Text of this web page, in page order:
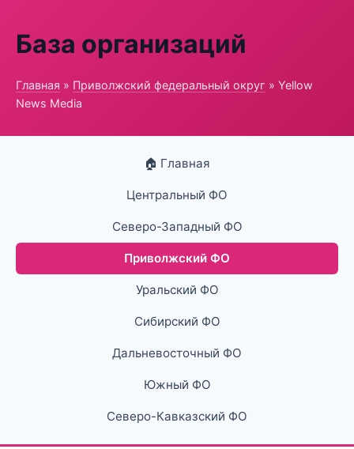
База организаций
Главная » Приволжский федеральный округ » Yellow
News Media
🏠 Главная
Центральный ФО
Северо-Западный ФО
Приволжский ФО
Уральский ФО
Сибирский ФО
Дальневосточный ФО
Южный ФО
Северо-Кавказский ФО